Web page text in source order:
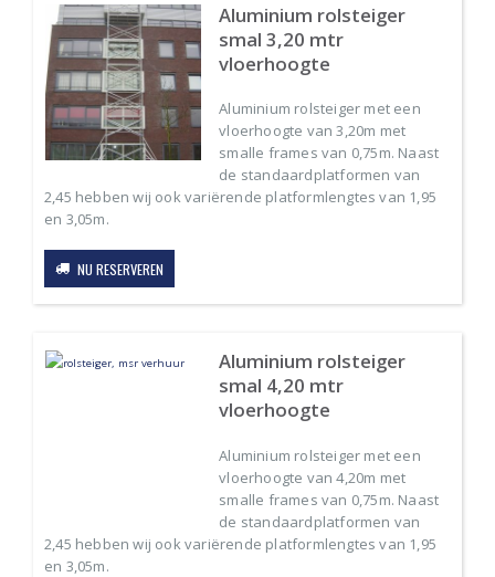
Aluminium rolsteiger
smal 3,20 mtr
vloerhoogte
Aluminium rolsteiger met een
vloerhoogte van 3,20m met
smalle frames van 0,75m. Naast
de standaardplatformen van
2,45 hebben wij ook variërende platformlengtes van 1,95
en 3,05m.
NU RESERVEREN
Aluminium rolsteiger
smal 4,20 mtr
vloerhoogte
Aluminium rolsteiger met een
vloerhoogte van 4,20m met
smalle frames van 0,75m. Naast
de standaardplatformen van
2,45 hebben wij ook variërende platformlengtes van 1,95
en 3,05m.